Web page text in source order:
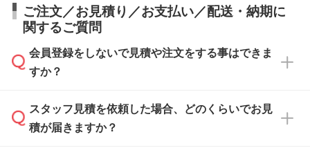
ご注文／お見積り／お支払い／配送・納期に
関するご質問
会員登録をしないで見積や注文をする事はできま
すか？
可能です。見積・注文フォームにて『ゲストの
まま進む』ボタンからお進みのうえ、ご依頼く
スタッフ見積を依頼した場合、どのくらいでお見
積が届きますか？